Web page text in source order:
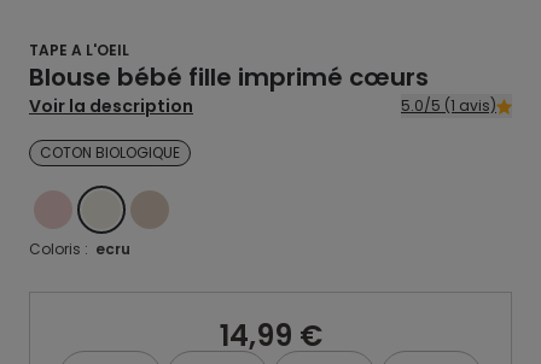
TAPE A L'OEIL
Blouse bébé fille imprimé cœurs
Voir la description 5.0/5 (1 avis)
COTON BIOLOGIQUE
ROSEECRUBEIGE
Coloris : ecru
14,99 €